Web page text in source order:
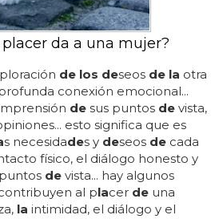
da a una mujer?
de los deseos de la otra
conexión emocional...
de sus puntos de vista,
esto significa que es
s necesidades y deseos de cada
físico, el diálogo honesto y
de vista... hay algunos
al placer de una
la intimidad, el diálogo y el